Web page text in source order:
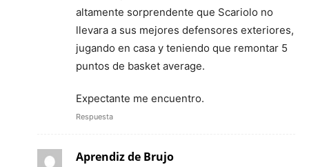
altamente sorprendente que Scariolo no
llevara a sus mejores defensores exteriores,
jugando en casa y teniendo que remontar 5
puntos de basket average.
Expectante me encuentro.
Respuesta
Aprendiz de Brujo